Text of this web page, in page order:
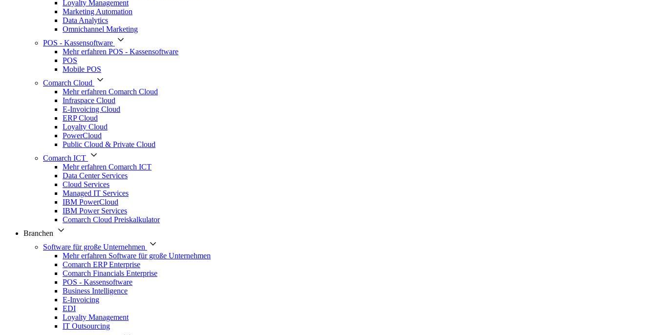
Loyalty Management
Marketing Automation
Data Analytics
Omnichannel Marketing
POS - Kassensoftware
Mehr erfahren POS - Kassensoftware
POS
Mobile POS
Comarch Cloud
Mehr erfahren Comarch Cloud
Infraspace Cloud
E-Invoicing Cloud
ERP Cloud
Loyalty Cloud
PowerCloud
Public Cloud & Private Cloud
Comarch ICT
Mehr erfahren Comarch ICT
Data Center Services
Cloud Services
Managed IT Services
IBM PowerCloud
IBM Power Services
Comarch Cloud Preiskalkulator
Branchen
Software für große Unternehmen
Mehr erfahren Software für große Unternehmen
Comarch ERP Enterprise
Comarch Financials Enterprise
POS - Kassensoftware
Business Intelligence
E-Invoicing
EDI
Loyalty Management
IT Outsourcing